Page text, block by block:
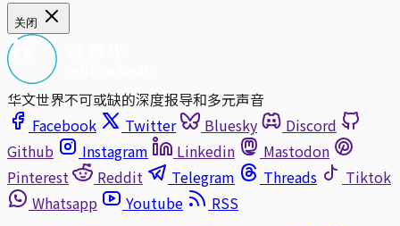
关闭
华文世界不可或缺的深度报导和多元声音
Facebook
Twitter Bluesky
Discord
Github
Instagram Linkedin
Mastodon
Pinterest
Reddit Telegram Threads
Tiktok
Whatsapp
Youtube
RSS